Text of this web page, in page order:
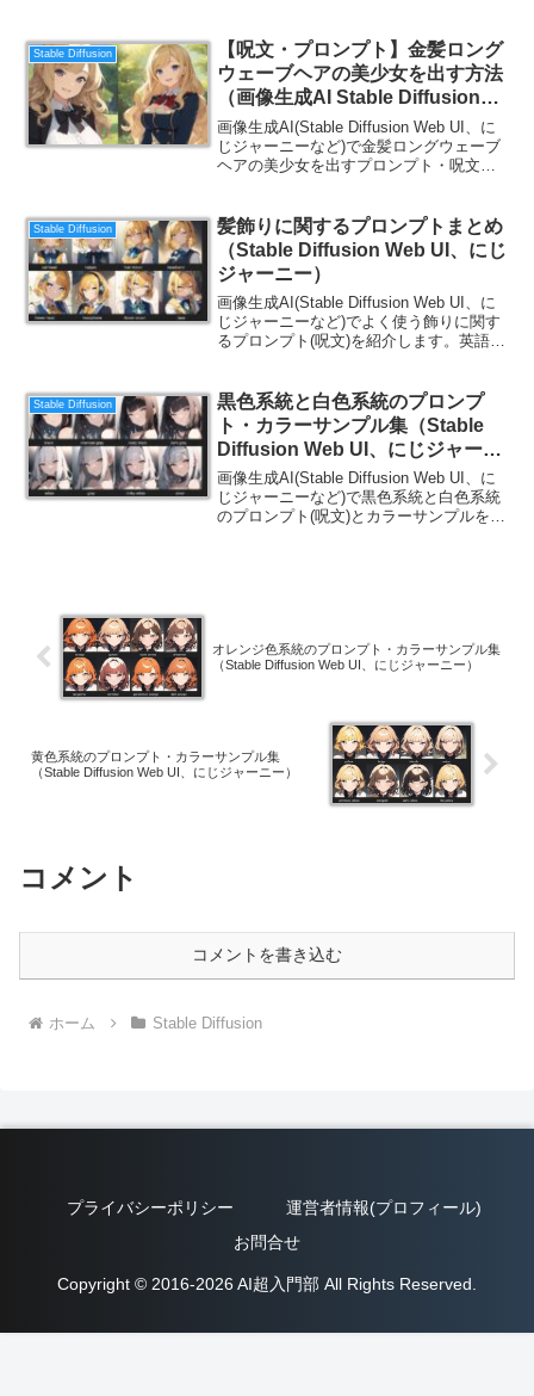
Stable Diffusion
【呪文・プロンプト】金髪ロング
ウェーブヘアの美少女を出す方法
（画像生成AI Stable Diffusion
Web UI）
画像生成AI(Stable Diffusion Web UI、に
じジャーニーなど)で金髪ロングウェーブ
ヘアの美少女を出すプロンプト・呪文集
Stable Diffusion
髪飾りに関するプロンプトまとめ
（Stable Diffusion Web UI、にじ
ジャーニー）
画像生成AI(Stable Diffusion Web UI、に
じジャーニーなど)でよく使う飾りに関す
るプロンプト(呪文)を紹介します。英語の
Stable Diffusion
黒色系統と白色系統のプロンプ
ト・カラーサンプル集（Stable
Diffusion Web UI、にじジャーニ
ー）
画像生成AI(Stable Diffusion Web UI、に
じジャーニーなど)で黒色系統と白色系統
のプロンプト(呪文)とカラーサンプルを紹
オレンジ色系統のプロンプト・カラーサンプル集
（Stable Diffusion Web UI、にじジャーニー）
黄色系統のプロンプト・カラーサンプル集
（Stable Diffusion Web UI、にじジャーニー）
コメント
コメントを書き込む
ホーム Stable Diffusion
プライバシーポリシー
運営者情報(プロフィール)
お問合せ
Copyright © 2016-2026 AI超入門部 All Rights Reserved.